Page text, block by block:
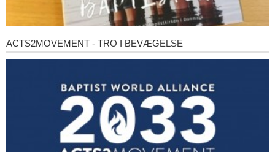
Acts2Movement
-
ACTS2MOVEMENT - TRO I BEVÆGELSE